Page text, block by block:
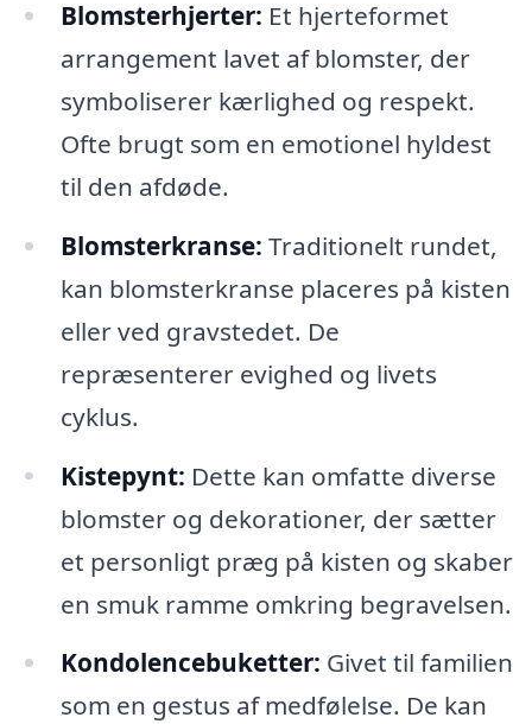
Blomsterhjerter: Et hjerteformet
arrangement lavet af blomster, der
symboliserer kærlighed og respekt.
Ofte brugt som en emotionel hyldest
til den afdøde.
Blomsterkranse: Traditionelt rundet,
kan blomsterkranse placeres på kisten
eller ved gravstedet. De
repræsenterer evighed og livets
cyklus.
Kistepynt: Dette kan omfatte diverse
blomster og dekorationer, der sætter
et personligt præg på kisten og skaber
en smuk ramme omkring begravelsen.
Kondolencebuketter: Givet til familien
som en gestus af medfølelse. De kan